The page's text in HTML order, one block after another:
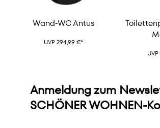
Wand-WC Antus
UVP 294,99 €*
Anmeldung zum
SCHÖNER WOHNEN-